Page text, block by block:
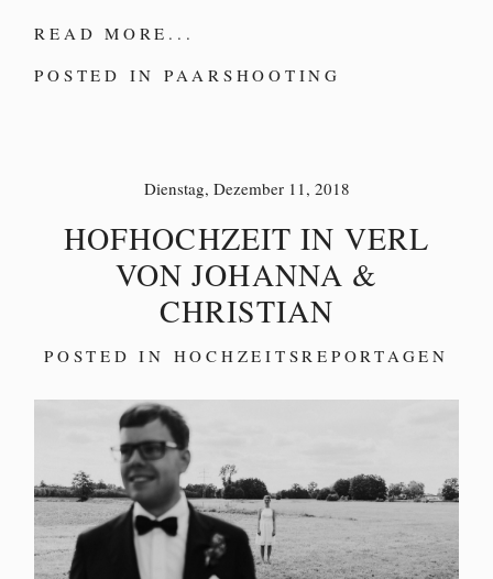
READ MORE...
POSTED IN PAARSHOOTING
Dienstag, Dezember 11, 2018
HOFHOCHZEIT IN VERL
VON JOHANNA &
CHRISTIAN
POSTED IN HOCHZEITSREPORTAGEN